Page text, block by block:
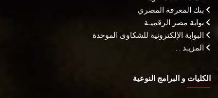
بنك المعرفة المصري
بوابة مصر الرقميـة
البوابة الإلكترونية للشكاوى الموحدة
المزيـد . . .
الكليات و البرامج النوعية